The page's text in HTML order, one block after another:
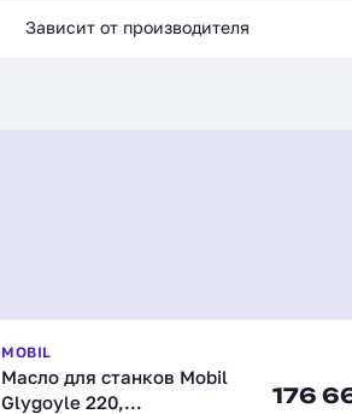
Зависит от производителя
MOBIL
Масло для станков Mobil
Glygoyle 220,
176